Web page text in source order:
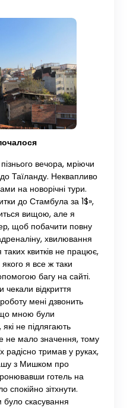
вечора, мріючи
Таїланду. Неквапливо
на новорічні тури.
до Стамбула за 1$»,
вищою, але я
щоб побачити повну
хвилювання
квитків не працює,
я все ж таки
багу на сайті.
відкриття
мені дзвонить
що мною були
які не підлягають
мало значення, тому
радісно тримав у руках,
з Мишком про
готель на
зітхнути.
скасування